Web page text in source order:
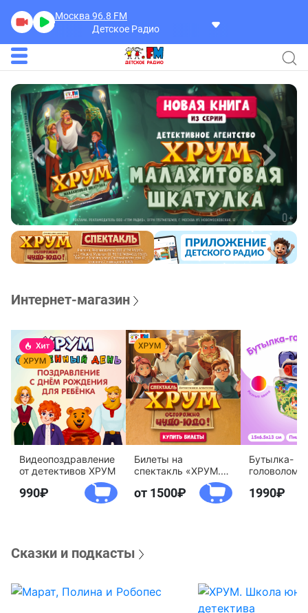
Москва 96.8 FM
Детское Радио
Интернет-магазин
Видеопоздравление
от детективов ХРУМ
990
Билеты на
спектакль «ХРУМ.
Осторожно, Чудо-
Юдо!»
от 1500
Бутылка-
агентство
1990
Сказки и подкасты